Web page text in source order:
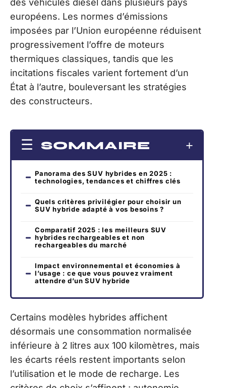
des véhicules diesel dans plusieurs pays
européens. Les normes d’émissions
imposées par l’Union européenne réduisent
progressivement l’offre de moteurs
thermiques classiques, tandis que les
incitations fiscales varient fortement d’un
État à l’autre, bouleversant les stratégies
des constructeurs.
SOMMAIRE
Panorama des SUV hybrides en 2025 :
technologies, tendances et chiffres clés
Quels critères privilégier pour choisir un
SUV hybride adapté à vos besoins ?
Comparatif 2025 : les meilleurs SUV
hybrides rechargeables et non
rechargeables du marché
Impact environnemental et économies à
l’usage : ce que vous pouvez vraiment
attendre d’un SUV hybride
Certains modèles hybrides affichent
désormais une consommation normalisée
inférieure à 2 litres aux 100 kilomètres, mais
les écarts réels restent importants selon
l’utilisation et le mode de recharge. Les